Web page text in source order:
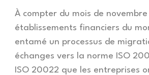
À compter du mois de
établissements financiers du
entamé un processus de
échanges vers la norme ISO
ISO 20022 que les entreprises